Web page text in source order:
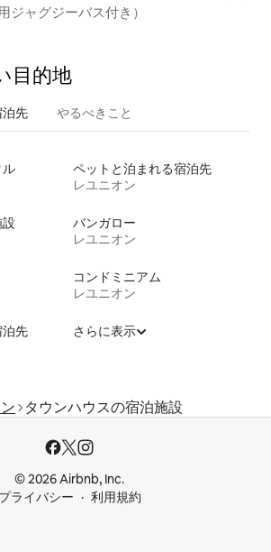
ジャグジーバス付き）
目⁠的⁠地
先 やるべきこと
ル
ペットと泊まれる宿泊先
レユニオン
バンガロー
レユニオン
コンドミニアム
レユニオン
泊先
さらに表示
タウンハウスの宿泊施設
© 2026 Airbnb, Inc.
プライバシー
利用規約